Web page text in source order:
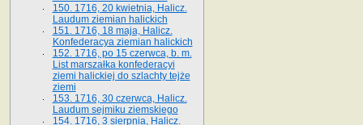
150. 1716, 20 kwietnia, Halicz.
Laudum ziemian halickich
151. 1716, 18 maja, Halicz.
Konfederacya ziemian halickich
152. 1716, po 15 czerwca, b. m.
List marszałka konfederacyi
ziemi halickiej do szlachty tejże
ziemi
153. 1716, 30 czerwca, Halicz.
Laudum sejmiku ziemskiego
154. 1716, 3 sierpnia, Halicz.